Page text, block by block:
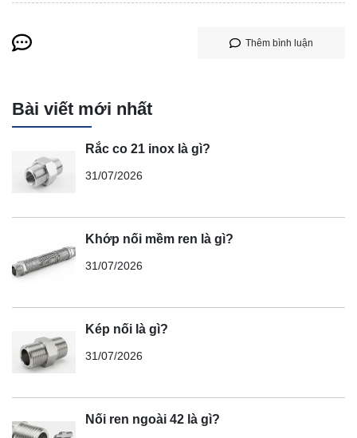
Thêm bình luận
Bài viết mới nhất
Rắc co 21 inox là gì?
31/07/2026
Khớp nối mềm ren là gì?
31/07/2026
Kép nối là gì?
31/07/2026
Nối ren ngoài 42 là gì?